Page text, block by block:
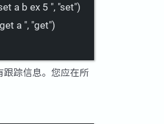
a b ex 5 ", "set")
a ", "get")
跟踪信息。您应在所